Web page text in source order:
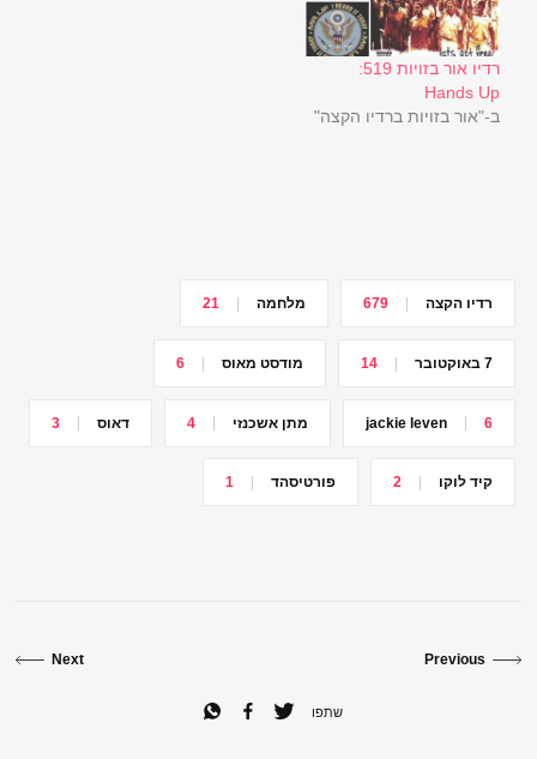
רדיו אור בזויות 519:
Hands Up
ב-"אור בזויות ברדיו הקצה"
רדיו הקצה 679 מלחמה 21
7 באוקטובר 14 מודסט מאוס 6
jackie leven 6 מתן אשכנזי 4 דאוס 3
קיד לוקו 2 פורטיסהד 1
Previous
Next
שתפו